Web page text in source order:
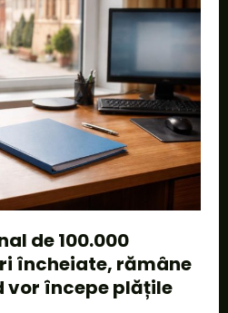
de 100.000
încheiate, rămâne
începe plățile